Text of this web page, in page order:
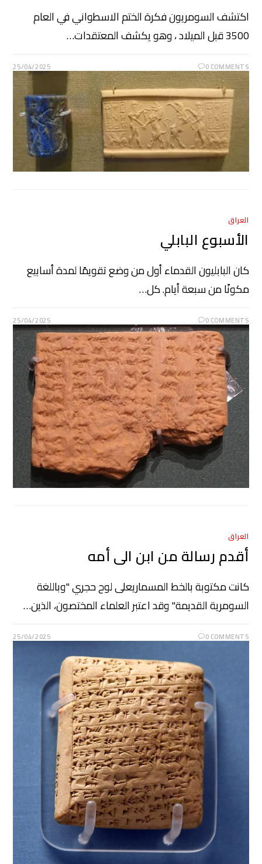
اكتشف السومريون فكرة الختم الاسطواني في العام
3500 قبل الميلاد ، وهو يكشف المعتقدات…
0 COMMENTS
25/04/2025
العراق
الأسبوع البابلي
كان البابليون القدماء أول من وضع تقويمًا لمدة أسابيع
مكونًا من سبعة أيام. كل…
0 COMMENTS
25/04/2025
العراق
أقدم رسالة من ابن الى أمه
كانت مكتوبة بالخط المسماريعلى لوح حجري "وباللغة
السومرية القديمة" وقد اعتبر العلماء المختصون، الذين…
0 COMMENTS
25/04/2025